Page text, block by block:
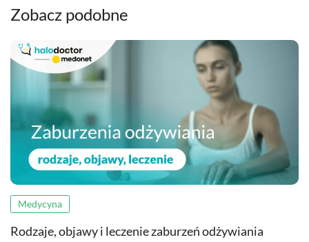
Zobacz podobne
Medycyna
Rodzaje, objawy i leczenie zaburzeń odżywiania